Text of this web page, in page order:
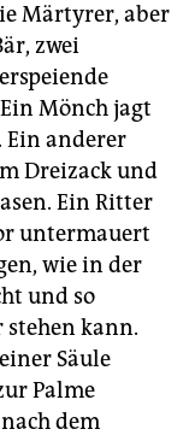
Märtyrer, aber
zwei
Mönch jagt
Ein anderer
Dreizack und
Ein Ritter
untermauert
wie in der
und so
kann.
Säule
Palme
dem